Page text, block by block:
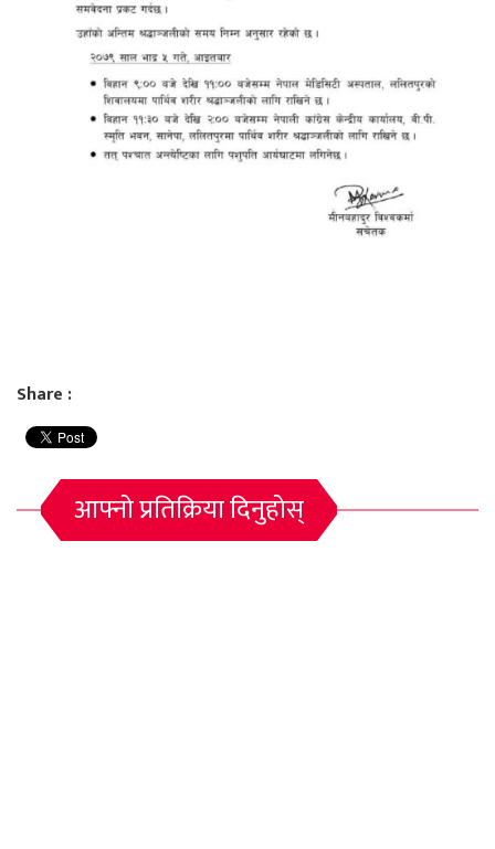
Share :
आफ्नो प्रतिक्रिया दिनुहोस्